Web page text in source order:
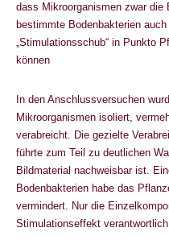
dass Mikroorganismen zwar die
bestimmte Bodenbakterien
„Stimulationsschub“ in Punkto
können
In den Anschlussversuchen
Mikroorganismen isoliert,
verabreicht. Die gezielte
führte zum Teil zu deutlichen
Bildmaterial nachweisbar ist.
Bodenbakterien habe das
vermindert. Nur die
Stimulationseffekt